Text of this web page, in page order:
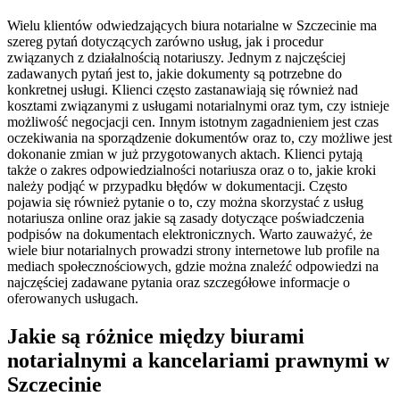
Wielu klientów odwiedzających biura notarialne w Szczecinie ma
szereg pytań dotyczących zarówno usług, jak i procedur
związanych z działalnością notariuszy. Jednym z najczęściej
zadawanych pytań jest to, jakie dokumenty są potrzebne do
konkretnej usługi. Klienci często zastanawiają się również nad
kosztami związanymi z usługami notarialnymi oraz tym, czy istnieje
możliwość negocjacji cen. Innym istotnym zagadnieniem jest czas
oczekiwania na sporządzenie dokumentów oraz to, czy możliwe jest
dokonanie zmian w już przygotowanych aktach. Klienci pytają
także o zakres odpowiedzialności notariusza oraz o to, jakie kroki
należy podjąć w przypadku błędów w dokumentacji. Często
pojawia się również pytanie o to, czy można skorzystać z usług
notariusza online oraz jakie są zasady dotyczące poświadczenia
podpisów na dokumentach elektronicznych. Warto zauważyć, że
wiele biur notarialnych prowadzi strony internetowe lub profile na
mediach społecznościowych, gdzie można znaleźć odpowiedzi na
najczęściej zadawane pytania oraz szczegółowe informacje o
oferowanych usługach.
Jakie są różnice między biurami
notarialnymi a kancelariami prawnymi w
Szczecinie